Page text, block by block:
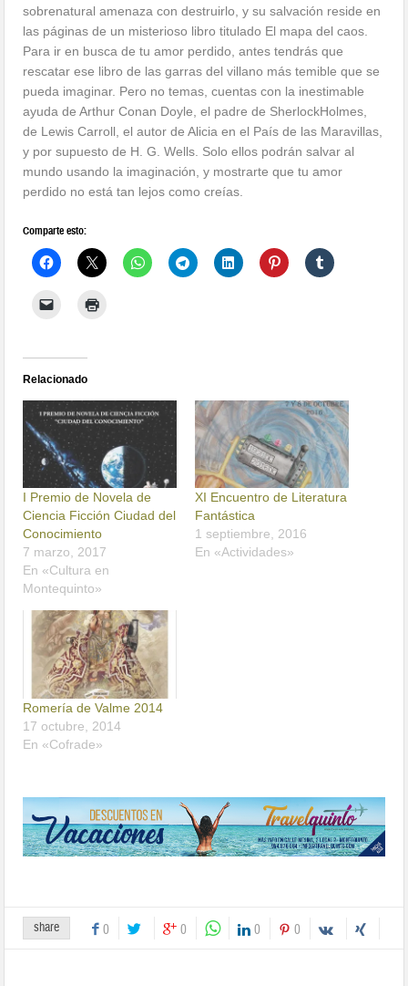
sobrenatural amenaza con destruirlo, y su salvación reside en
las páginas de un misterioso libro titulado El mapa del caos.
Para ir en busca de tu amor perdido, antes tendrás que
rescatar ese libro de las garras del villano más temible que se
pueda imaginar. Pero no temas, cuentas con la inestimable
ayuda de Arthur Conan Doyle, el padre de SherlockHolmes,
de Lewis Carroll, el autor de Alicia en el País de las Maravillas,
y por supuesto de H. G. Wells. Solo ellos podrán salvar al
mundo usando la imaginación, y mostrarte que tu amor
perdido no está tan lejos como creías.
Comparte esto:
Relacionado
I Premio de Novela de
Ciencia Ficción Ciudad del
Conocimiento
7 marzo, 2017
En «Cultura en
Montequinto»
XI Encuentro de Literatura
Fantástica
1 septiembre, 2016
En «Actividades»
Romería de Valme 2014
17 octubre, 2014
En «Cofrade»
share 0 0 0 0